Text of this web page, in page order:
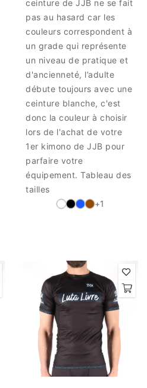
ceinture de JJB ne se fait
pas au hasard car les
couleurs correspondent à
un grade qui représente
un niveau de pratique et
d'ancienneté, l’adulte
débute toujours avec une
ceinture blanche, c'est
donc la couleur à choisir
lors de l'achat de votre
1er kimono de JJB pour
parfaire votre
équipement. Tableau des
tailles
+1